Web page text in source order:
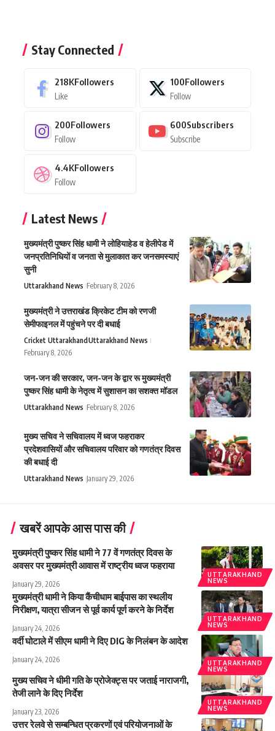
Stay Connected
218KFollowers
Like
100Followers
Follow
200Followers
Follow
600Subscribers
Subscribe
4.4KFollowers
Follow
Latest News
मुख्यमंत्री पुष्कर सिंह धामी ने लोहियाहेड व हेलीपेड में
जनप्रतिनिधियों व जनता से मुलाकात कर जनसमस्याएं
सुनी
Uttarakhand News February 8, 2026
मुख्यमंत्री ने उत्तराखंड क्रिकेट टीम को रणजी
सेमीफाइनल में पहुंचने पर दी बधाई
Cricket UttarakhandUttarakhand News
February 8, 2026
जन-जन की सरकार, जन-जन के द्वार रू मुख्यमंत्री
पुष्कर सिंह धामी के नेतृत्व में सुशासन का सशक्त मॉडल
Uttarakhand News February 8, 2026
मुख्य सचिव ने सचिवालय में ध्वज फहराकर
प्रदेशवासियों और सचिवालय परिवार को गणतंत्र दिवस
की बधाई दी
Uttarakhand News January 29, 2026
खबरें आपके आस पास की
UTTARAKHAND
NEWS
मुख्यमंत्री पुष्कर सिंह धामी ने 77 वें गणतंत्र दिवस के
अवसर पर मुख्यमंत्री आवास में राष्ट्रीय ध्वज फहराया
January 29, 2026
UTTARAKHAND
NEWS
मुख्यमंत्री धामी ने किया कैंचीधाम बाईपास का स्थलीय
निरीक्षण, यात्रा सीजन से पूर्व कार्य पूर्ण करने के निर्देश
January 24, 2026
UTTARAKHAND
NEWS
वर्दी घोटाले में सीएम धामी ने दिए DIG के निलंबन के आदेश
January 24, 2026
UTTARAKHAND
NEWS
मुख्य सचिव ने धीमी गति के प्रोजेक्ट्स पर जताई नाराजगी,
तेजी लाने के दिए निर्देश
January 23, 2026
उत्तर रेलवे से सम्बन्धित प्रकरणों एवं परियोजनाओं के